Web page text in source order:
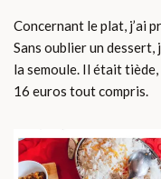
Concernant le plat, j’ai
Sans oublier un dessert,
la semoule. Il était
16 euros tout compris.